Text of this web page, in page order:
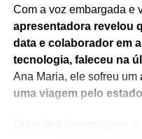
Com a voz embargada e
apresentadora revelou
data e colaborador em
tecnologia, faleceu na
Ana Maria, ele sofreu um
uma viagem pelo